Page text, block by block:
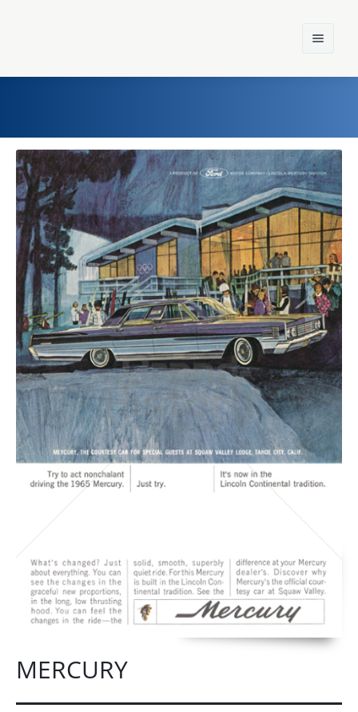
Home
Einst und Heute
Marken
Konzerne
Epoche
MERCURY